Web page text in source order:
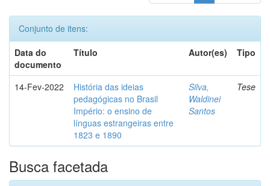
Conjunto de itens:
Data do
documento
Título Autor(es) Tipo
14-Fev-2022
História das ideias
pedagógicas no Brasil
Império: o ensino de
línguas estrangeiras entre
1823 e 1890
Silva,
Waldinei
Santos
Tese
Busca facetada